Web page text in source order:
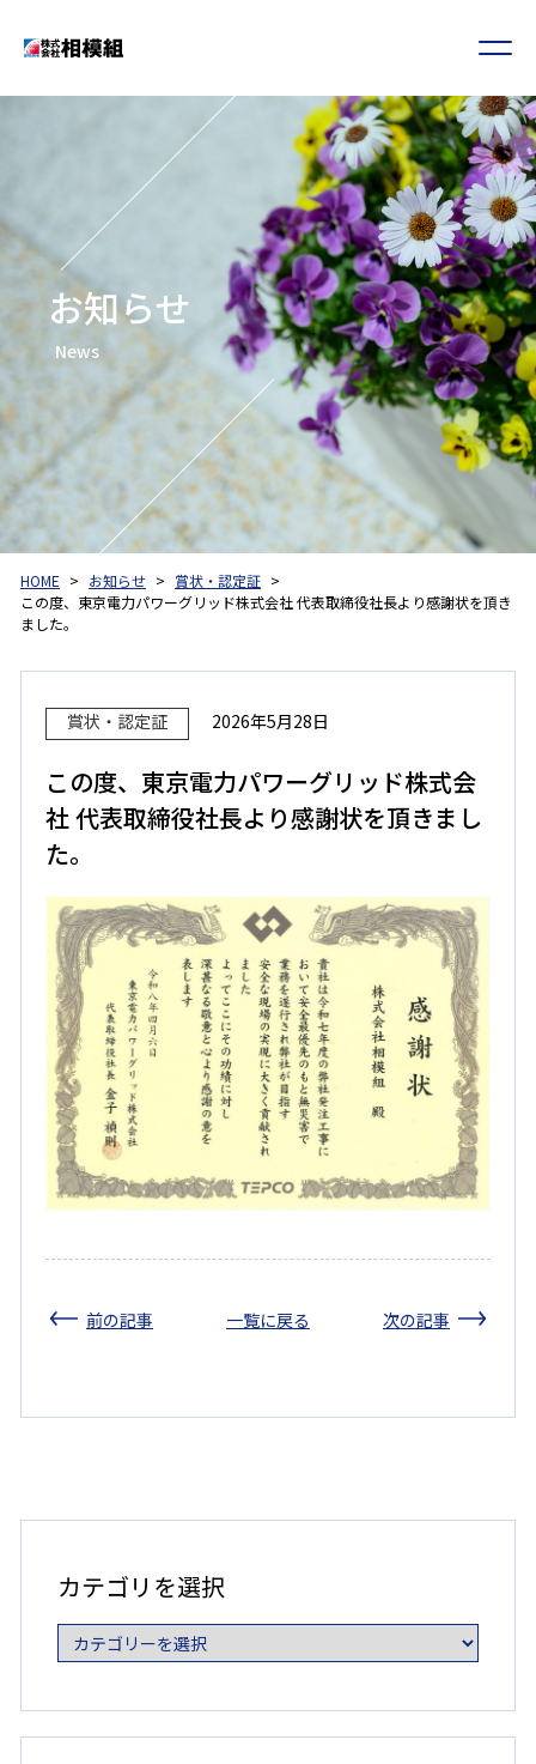
お知らせ
News
HOME お知らせ
賞状・認定証
この度、東京電力パワーグリッド株式会社 代表取締役社長より感謝状を頂き
ました。
賞状・認定証 2026年5月28日
この度、東京電力パワーグリッド株式会
社 代表取締役社長より感謝状を頂きまし
た。
前の記事 一覧に戻る 次の記事
カテゴリを選択
カ
ゴ
リ
を